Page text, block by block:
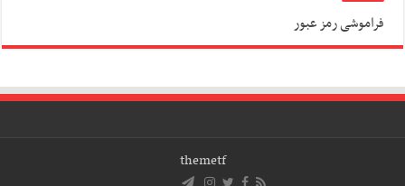
فراموشی رمز عبور
themetf